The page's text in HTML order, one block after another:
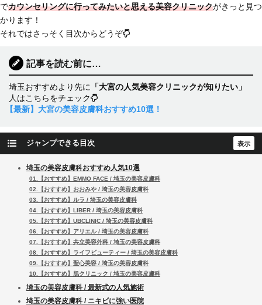
でカウンセリングに行ってみたいと思える美容クリニックがきっと見つ
かります！
それではさっそく目次からどうぞ
記事を読む前に…
埼玉おすすめより先に
「大宮の人気美容クリニックが知りたい」
人はこちらをチェック
【最新】大宮の美容皮膚科おすすめ10選！
ジャンプできる目次
埼玉の美容皮膚科おすすめ人気10選
01.【おすすめ】EMMO FACE / 埼玉の美容皮膚科
02.【おすすめ】おおみや / 埼玉の美容皮膚科
03.【おすすめ】ルラ / 埼玉の美容皮膚科
04.【おすすめ】LIBER / 埼玉の美容皮膚科
05.【おすすめ】UBCLINIC / 埼玉の美容皮膚科
06.【おすすめ】アリエル / 埼玉の美容皮膚科
07.【おすすめ】共立美容外科 / 埼玉の美容皮膚科
08.【おすすめ】ライフビューティー / 埼玉の美容皮膚科
09.【おすすめ】聖心美容 / 埼玉の美容皮膚科
10.【おすすめ】肌クリニック / 埼玉の美容皮膚科
埼玉の美容皮膚科 / 最新式の人気施術
埼玉の美容皮膚科 / ニキビに強い医院